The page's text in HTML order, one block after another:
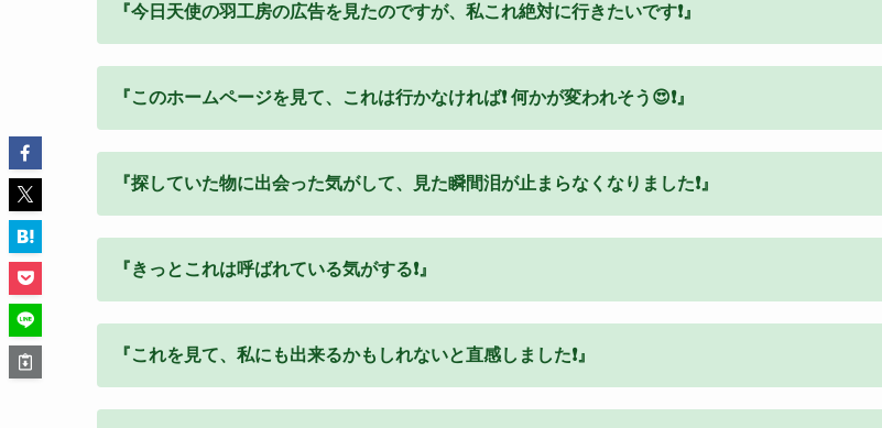
『今日天使の羽工房の広告を見たのですが、私これ絶対に行きたいです❗️』
『このホームページを見て、これは行かなければ❗️ 何かが変われそう😍❗️』
『探していた物に出会った気がして、見た瞬間泪が止まらなくなりました❗️』
『きっとこれは呼ばれている気がする❗️』
『これを見て、私にも出来るかもしれないと直感しました❗️』